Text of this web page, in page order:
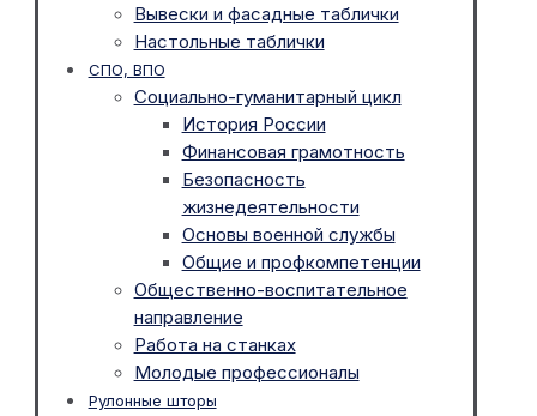
Вывески и фасадные таблички
Настольные таблички
СПО, ВПО
Социально-гуманитарный цикл
История России
Финансовая грамотность
Безопасность
жизнедеятельности
Основы военной службы
Общие и профкомпетенции
Общественно-воспитательное
направление
Работа на станках
Молодые профессионалы
Рулонные шторы